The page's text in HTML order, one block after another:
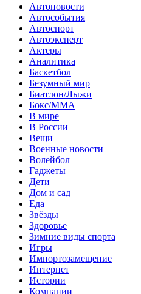
Автоновости
Автособытия
Автоспорт
Автоэксперт
Актеры
Аналитика
Баскетбол
Безумный мир
Биатлон/Лыжи
Бокс/MMA
В мире
В России
Вещи
Военные новости
Волейбол
Гаджеты
Дети
Дом и сад
Еда
Звёзды
Здоровье
Зимние виды спорта
Игры
Импортозамещение
Интернет
Истории
Компании